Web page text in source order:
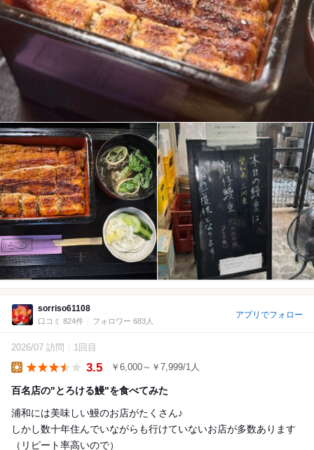
sorriso61108
口コミ 824件 フォロワー 683人
アプリでフォロー
2026/07 訪問 1回目
3.5 ￥6,000～￥7,999/1人
百名店の"とろける鰻"を食べてみた
浦和には美味しい鰻のお店がたくさん♪
しかし数十年住んでいながらも行けていないお店が多数あります
（リピート率高いので）